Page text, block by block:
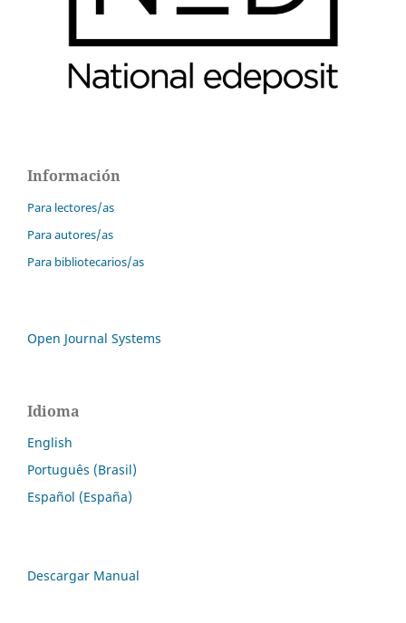
Información
Para lectores/as
Para autores/as
Para bibliotecarios/as
Open Journal Systems
Idioma
English
Português (Brasil)
Español (España)
Descargar Manual